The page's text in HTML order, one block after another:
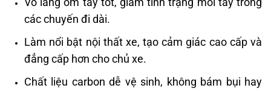
các chuyến đi dài.
Làm nổi bật nội thất xe, tạo cảm giác cao cấp và
đẳng cấp hơn cho chủ xe.
Chất liệu carbon dễ vệ sinh, không bám bụi hay